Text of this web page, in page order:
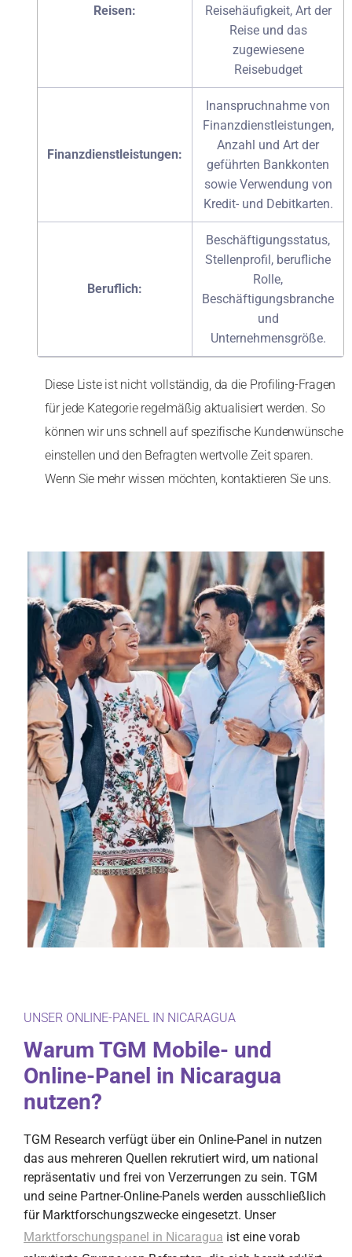
Reisen:
Reisehäufigkeit, Art der
Reise und das
zugewiesene
Reisebudget
Finanzdienstleistungen:
Inanspruchnahme von
Finanzdienstleistungen,
Anzahl und Art der
geführten Bankkonten
sowie Verwendung von
Kredit- und Debitkarten.
Beruflich:
Beschäftigungsstatus,
Stellenprofil, berufliche
Rolle,
Beschäftigungsbranche
und
Unternehmensgröße.
Diese Liste ist nicht vollständig, da die Profiling-Fragen
für jede Kategorie regelmäßig aktualisiert werden. So
können wir uns schnell auf spezifische Kundenwünsche
einstellen und den Befragten wertvolle Zeit sparen.
Wenn Sie mehr wissen möchten, kontaktieren Sie uns.
UNSER ONLINE-PANEL IN NICARAGUA
Warum TGM Mobile- und
Online-Panel in Nicaragua
nutzen?
TGM Research verfügt über ein Online-Panel in nutzen
das aus mehreren Quellen rekrutiert wird, um national
repräsentativ und frei von Verzerrungen zu sein. TGM
und seine Partner-Online-Panels werden ausschließlich
für Marktforschungszwecke eingesetzt. Unser
Marktforschungspanel in Nicaragua ist eine vorab